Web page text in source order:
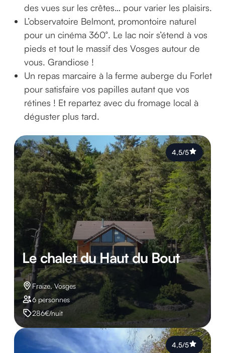
des vues sur les crêtes… pour varier les plaisirs.
L’observatoire Belmont, promontoire naturel
pour un cinéma 360°. Le lac noir s’étend à vos
pieds et tout le massif des Vosges autour de
vous. Grandiose !
Un repas marcaire à la ferme auberge du Forlet
pour satisfaire vos papilles autant que vos
rétines ! Et repartez avec du fromage local à
déguster plus tard.
Le chalet du Haut du Bout
Fraize, Vosges
6 personnes
286€/nuit
4,5/5
4,5/5